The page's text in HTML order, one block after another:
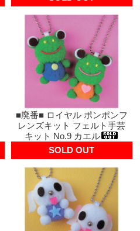
■廃番■ ロイヤル ポンポンフ
レンズキット フェルト手芸
キット No.9 カエル
SOLD OUT